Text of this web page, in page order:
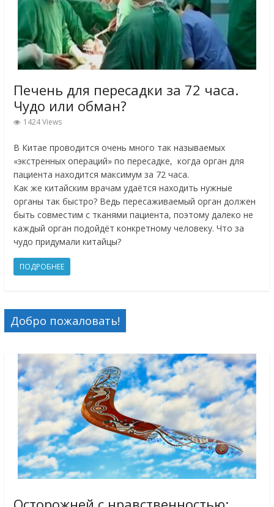
Печень для пересадки за 72 часа.
Чудо или обман?
1424 Views
В Китае проводится очень много так называемых
«экстренных операций» по пересадке, когда орган для
пациента находится максимум за 72 часа.
Как же китайским врачам удаётся находить нужные
органы так быстро? Ведь пересаживаемый орган должен
быть совместим с тканями пациента, поэтому далеко не
каждый орган подойдёт конкретному человеку. Что за
чудо придумали китайцы?
ПОДРОБНЕЕ
Добро пожаловать!